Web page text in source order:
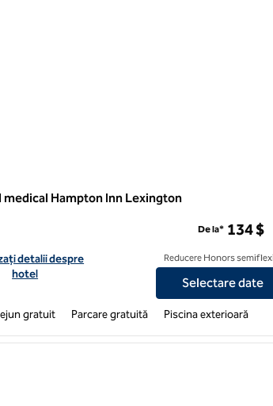
medical Hampton Inn Lexington
detaliile hotelului pentru centrul medical Hampton
detalii despre
hotel
De la* 134 $
Reducere Honors
Selectare date
gratuit Parcare gratuită Piscina exterioară